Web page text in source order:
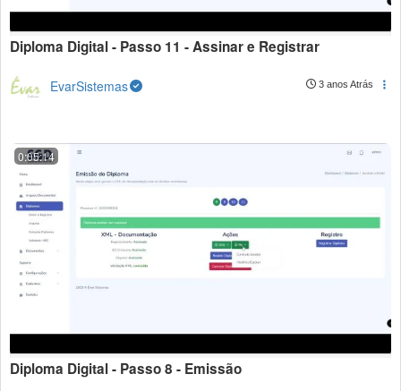
Diploma Digital - Passo 11 - Assinar e Registrar
EvarSistemas 3 anos Atrás
0:05:14
Diploma Digital - Passo 8 - Emissão